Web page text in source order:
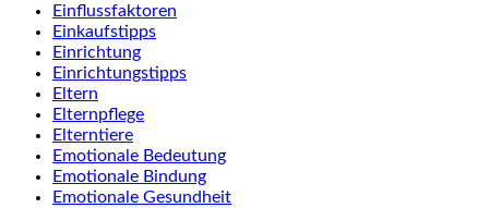
Einflussfaktoren
Einkaufstipps
Einrichtung
Einrichtungstipps
Eltern
Elternpflege
Elterntiere
Emotionale Bedeutung
Emotionale Bindung
Emotionale Gesundheit